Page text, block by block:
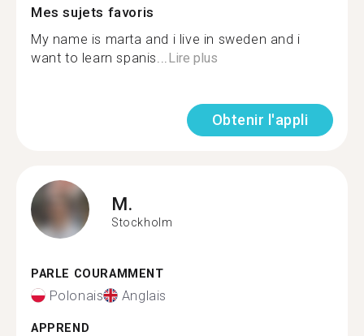
Mes sujets favoris
My name is marta and i live in sweden and i
want to learn spanis...Lire plus
Obtenir l'appli
M.
Stockholm
PARLE COURAMMENT
Polonais Anglais
APPREND